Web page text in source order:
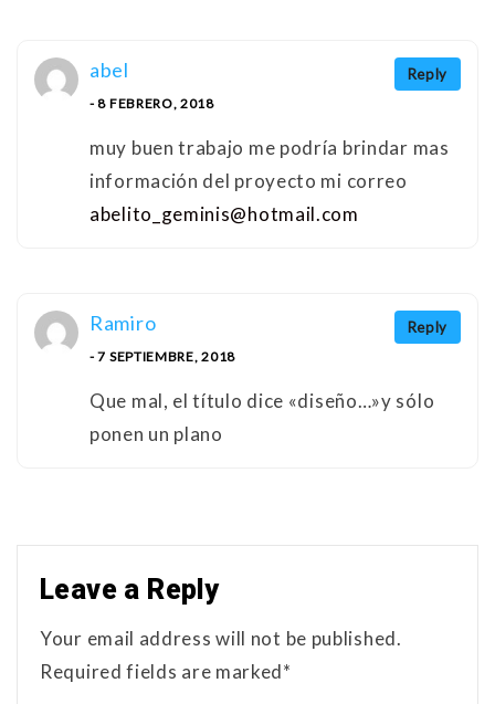
Reply
abel
- 8 FEBRERO, 2018
muy buen trabajo me podría brindar mas
información del proyecto mi correo
abelito_geminis@hotmail.com
Reply
Ramiro
- 7 SEPTIEMBRE, 2018
Que mal, el título dice «diseño…»y sólo
ponen un plano
Leave a Reply
Your email address will not be published.
Required fields are marked*